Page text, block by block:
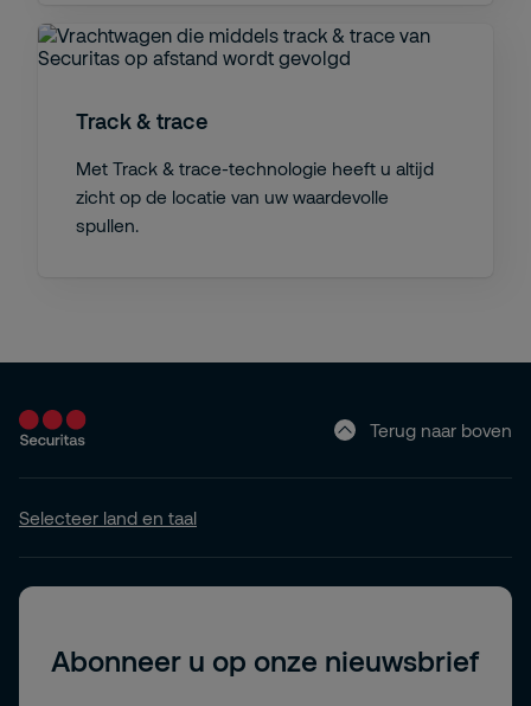
Track & trace
Met Track & trace-technologie heeft u altijd
zicht op de locatie van uw waardevolle
spullen.
Terug naar boven
Selecteer land en taal
Abonneer u op onze nieuwsbrief